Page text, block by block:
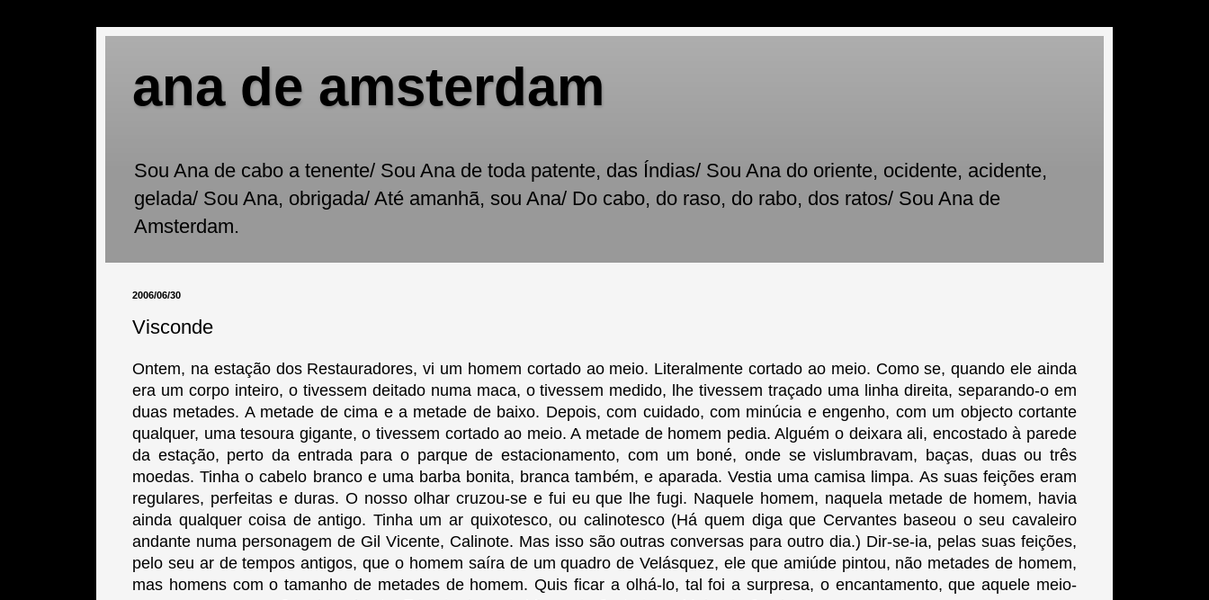
ana de amsterdam
Sou Ana de cabo a tenente/ Sou Ana de toda patente, das Índias/ Sou Ana do oriente, ocidente, acidente,
gelada/ Sou Ana, obrigada/ Até amanhã, sou Ana/ Do cabo, do raso, do rabo, dos ratos/ Sou Ana de
Amsterdam.
2006/06/30
Visconde
Ontem, na estação dos Restauradores, vi um homem cortado ao meio. Literalmente cortado ao meio. Como se, quando ele ainda
era um corpo inteiro, o tivessem deitado numa maca, o tivessem medido, lhe tivessem traçado uma linha direita, separando-o em
duas metades. A metade de cima e a metade de baixo. Depois, com cuidado, com minúcia e engenho, com um objecto cortante
qualquer, uma tesoura gigante, o tivessem cortado ao meio. A metade de homem pedia. Alguém o deixara ali, encostado à parede
da estação, perto da entrada para o parque de estacionamento, com um boné, onde se vislumbravam, baças, duas ou três
moedas. Tinha o cabelo branco e uma barba bonita, branca também, e aparada. Vestia uma camisa limpa. As suas feições eram
regulares, perfeitas e duras. O nosso olhar cruzou-se e fui eu que lhe fugi. Naquele homem, naquela metade de homem, havia
ainda qualquer coisa de antigo. Tinha um ar quixotesco, ou calinotesco (Há quem diga que Cervantes baseou o seu cavaleiro
andante numa personagem de Gil Vicente, Calinote. Mas isso são outras conversas para outro dia.) Dir-se-ia, pelas suas feições,
pelo seu ar de tempos antigos, que o homem saíra de um quadro de Velásquez, ele que amiúde pintou, não metades de homem,
mas homens com o tamanho de metades de homem. Quis ficar a olhá-lo, tal foi a surpresa, o encantamento, que aquele meio-